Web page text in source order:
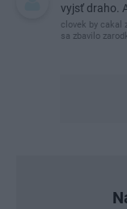
vyjsť draho.
clovek by cakal
sa zbavilo